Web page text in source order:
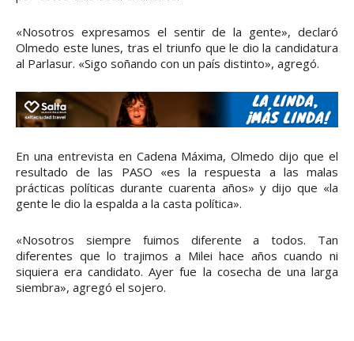
«Nosotros expresamos el sentir de la gente», declaró
Olmedo este lunes, tras el triunfo que le dio la candidatura
al Parlasur. «Sigo soñando con un país distinto», agregó.
En una entrevista en Cadena Máxima, Olmedo dijo que el
resultado de las PASO «es la respuesta a las malas
prácticas políticas durante cuarenta años» y dijo que «la
gente le dio la espalda a la casta política».
«Nosotros siempre fuimos diferente a todos. Tan
diferentes que lo trajimos a Milei hace años cuando ni
siquiera era candidato. Ayer fue la cosecha de una larga
siembra», agregó el sojero.